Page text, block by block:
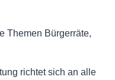
Themen Bürgerräte,
richtet sich an alle